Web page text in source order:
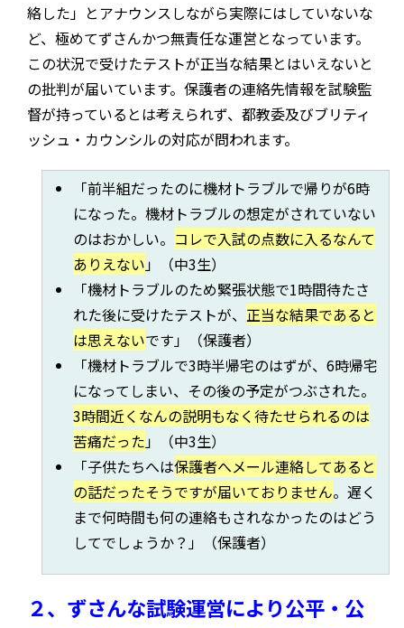
絡した」とアナウンスしながら実際にはしていないな
ど、極めてずさんかつ無責任な運営となっています。
この状況で受けたテストが正当な結果とはいえないと
の批判が届いています。保護者の連絡先情報を試験監
督が持っているとは考えられず、都教委及びブリティ
ッシュ・カウンシルの対応が問われます。
「前半組だったのに機材トラブルで帰りが6時
になった。機材トラブルの想定がされていない
のはおかしい。 コレで入試の点数に入るなんて
ありえない」（中3生）
「機材トラブルのため緊張状態で1時間待たさ
れた後に受けたテストが、 正当な結果であると
は思えないです」（保護者）
「機材トラブルで3時半帰宅のはずが、6時帰宅
になってしまい、その後の予定がつぶされた。
3時間近くなんの説明もなく待たせられるのは
苦痛だった」（中3生）
「子供たちへは保護者へメール連絡してあると
の話だったそうですが届いておりません。遅く
まで何時間も何の連絡もされなかったのはどう
してでしょうか？」（保護者）
２、ずさんな試験運営により公平・公